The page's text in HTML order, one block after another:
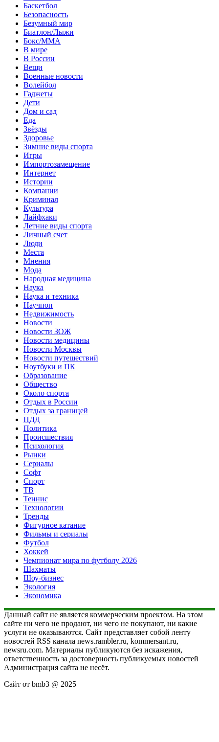
Баскетбол
Безопасность
Безумный мир
Биатлон/Лыжи
Бокс/MMA
В мире
В России
Вещи
Военные новости
Волейбол
Гаджеты
Дети
Дом и сад
Еда
Звёзды
Здоровье
Зимние виды спорта
Игры
Импортозамещение
Интернет
Истории
Компании
Криминал
Культура
Лайфхаки
Летние виды спорта
Личный счет
Люди
Места
Мнения
Мода
Народная медицина
Наука
Наука и техника
Научпоп
Недвижимость
Новости
Новости ЗОЖ
Новости медицины
Новости Москвы
Новости путешествий
Ноутбуки и ПК
Образование
Общество
Около спорта
Отдых в России
Отдых за границей
ПДД
Политика
Происшествия
Психология
Рынки
Сериалы
Софт
Спорт
ТВ
Теннис
Технологии
Тренды
Фигурное катание
Фильмы и сериалы
Футбол
Хоккей
Чемпионат мира по футболу 2026
Шахматы
Шоу-бизнес
Экология
Экономика
Данный сайт не является коммерческим проектом. На этом
сайте ни чего не продают, ни чего не покупают, ни какие
услуги не оказываются. Сайт представляет собой ленту
новостей RSS канала news.rambler.ru, kommersant.ru,
newsru.com. Материалы публикуются без искажения,
ответственность за достоверность публикуемых новостей
Администрация сайта не несёт.
Сайт от bmb3 @ 2025